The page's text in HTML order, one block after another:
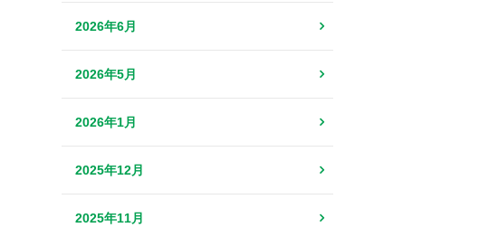
2026年6月
2026年5月
2026年1月
2025年12月
2025年11月